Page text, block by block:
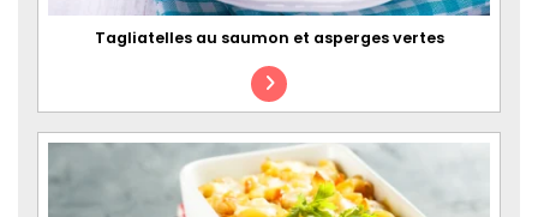
Tagliatelles au saumon et asperges vertes